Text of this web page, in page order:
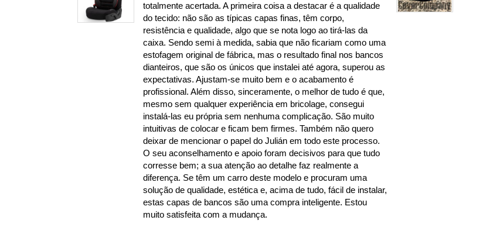
totalmente acertada. A primeira coisa a destacar é a qualidade
do tecido: não são as típicas capas finas, têm corpo,
resistência e qualidade, algo que se nota logo ao tirá-las da
caixa. Sendo semi à medida, sabia que não ficariam como uma
estofagem original de fábrica, mas o resultado final nos bancos
dianteiros, que são os únicos que instalei até agora, superou as
expectativas. Ajustam-se muito bem e o acabamento é
profissional. Além disso, sinceramente, o melhor de tudo é que,
mesmo sem qualquer experiência em bricolage, consegui
instalá-las eu própria sem nenhuma complicação. São muito
intuitivas de colocar e ficam bem firmes. Também não quero
deixar de mencionar o papel do Julián em todo este processo.
O seu aconselhamento e apoio foram decisivos para que tudo
corresse bem; a sua atenção ao detalhe faz realmente a
diferença. Se têm um carro deste modelo e procuram uma
solução de qualidade, estética e, acima de tudo, fácil de instalar,
estas capas de bancos são uma compra inteligente. Estou
muito satisfeita com a mudança.